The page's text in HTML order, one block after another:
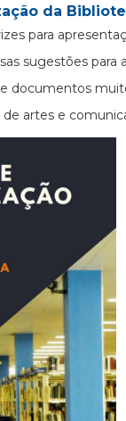
da
para
sugestões para
documentos
de artes e